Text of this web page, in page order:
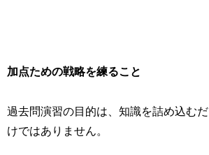
加点ための戦略を練ること
過去問演習の目的は、知識を詰め込むだ
けではありません。